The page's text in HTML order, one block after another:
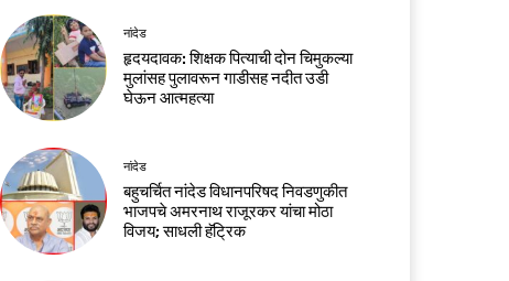
नांदेड
हृदयदावक: शिक्षक पित्याची दोन चिमुकल्या
मुलांसह पुलावरून गाडीसह नदीत उडी
घेऊन आत्महत्या
नांदेड
बहुचर्चित नांदेड विधानपरिषद निवडणुकीत
भाजपचे अमरनाथ राजूरकर यांचा मोठा
विजय; साधली हॅट्रिक